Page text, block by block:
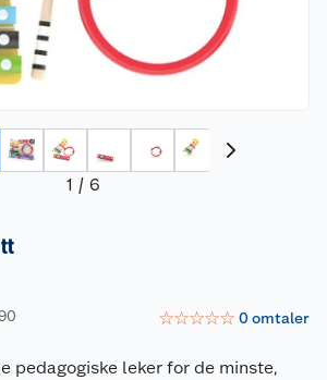
1 / 6
☆☆☆☆☆ 0omtaler
pedagogiske leker for de minste,